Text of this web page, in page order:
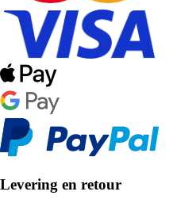
Levering en retour